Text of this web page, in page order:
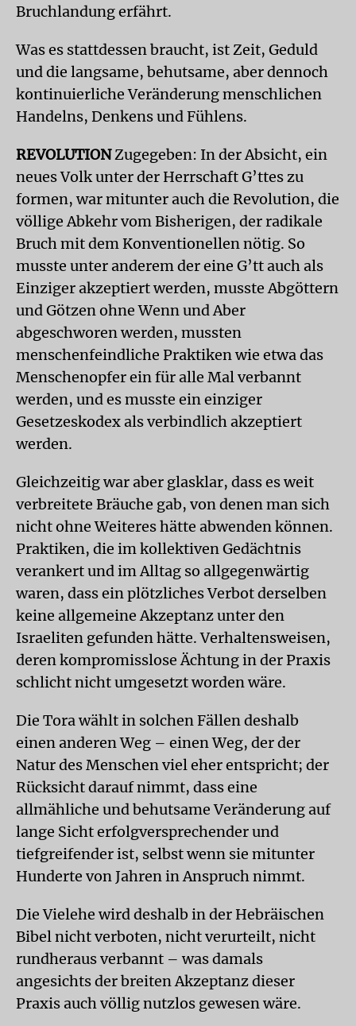
Bruchlandung erfährt.
Was es stattdessen braucht, ist Zeit, Geduld
und die langsame, behutsame, aber dennoch
kontinuierliche Veränderung menschlichen
Handelns, Denkens und Fühlens.
REVOLUTIONZugegeben: In der Absicht, ein
neues Volk unter der Herrschaft G’ttes zu
formen, war mitunter auch die Revolution, die
völlige Abkehr vom Bisherigen, der radikale
Bruch mit dem Konventionellen nötig. So
musste unter anderem der eine G’tt auch als
Einziger akzeptiert werden, musste Abgöttern
und Götzen ohne Wenn und Aber
abgeschworen werden, mussten
menschenfeindliche Praktiken wie etwa das
Menschenopfer ein für alle Mal verbannt
werden, und es musste ein einziger
Gesetzeskodex als verbindlich akzeptiert
werden.
Gleichzeitig war aber glasklar, dass es weit
verbreitete Bräuche gab, von denen man sich
nicht ohne Weiteres hätte abwenden können.
Praktiken, die im kollektiven Gedächtnis
verankert und im Alltag so allgegenwärtig
waren, dass ein plötzliches Verbot derselben
keine allgemeine Akzeptanz unter den
Israeliten gefunden hätte. Verhaltensweisen,
deren kompromisslose Ächtung in der Praxis
schlicht nicht umgesetzt worden wäre.
Die Tora wählt in solchen Fällen deshalb
einen anderen Weg – einen Weg, der der
Natur des Menschen viel eher entspricht; der
Rücksicht darauf nimmt, dass eine
allmähliche und behutsame Veränderung auf
lange Sicht erfolgversprechender und
tiefgreifender ist, selbst wenn sie mitunter
Hunderte von Jahren in Anspruch nimmt.
Die Vielehe wird deshalb in der Hebräischen
Bibel nicht verboten, nicht verurteilt, nicht
rundheraus verbannt – was damals
angesichts der breiten Akzeptanz dieser
Praxis auch völlig nutzlos gewesen wäre.